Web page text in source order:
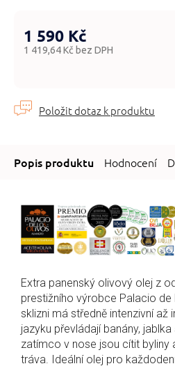
1 590 Kč
1 419,64 Kč bez DPH
Hodnocení
Extra panenský olivový olej z
prestižního výrobce Palacio de
sklizni má středně intenzivní až
jazyku převládají banány,
zatímco v nose jsou cítit byliny
tráva. Ideální olej pro